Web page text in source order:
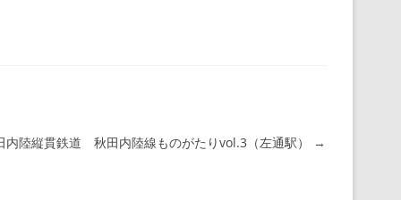
内陸縦貫鉄道 秋田内陸線ものがたりvol.3（左通駅） →